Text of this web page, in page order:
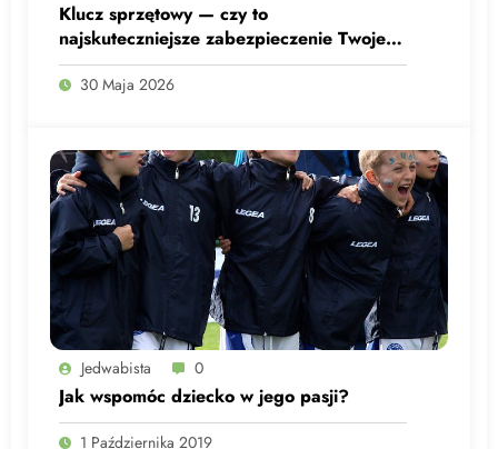
Klucz sprzętowy — czy to
najskuteczniejsze zabezpieczenie Twojego
konta w sieci?
30 Maja 2026
Jedwabista 0
Jak wspomóc dziecko w jego pasji?
1 Października 2019